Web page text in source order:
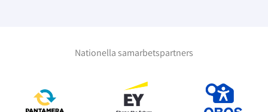
Nationella samarbetspartners